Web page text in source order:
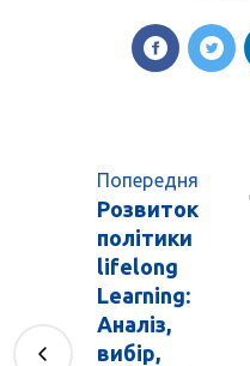
Попередня
Розвиток
політики
lifelong
Learning:
Аналіз,
вибір,